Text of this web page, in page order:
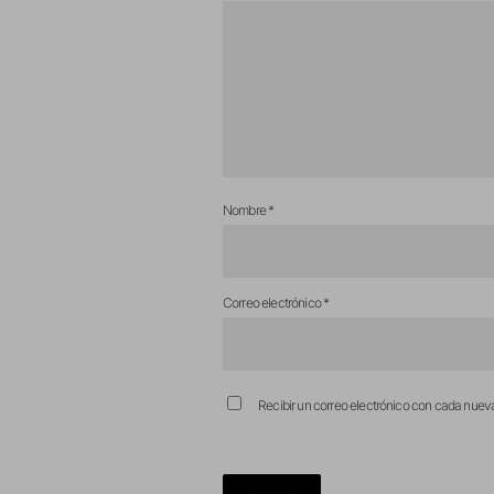
Nombre*
Correo electrónico*
Recibir un correo electrónico con cada